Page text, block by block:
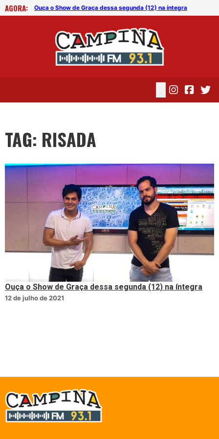
AGORA: Ouça o Show de Graça dessa segunda (12) na íntegra
TAG: RISADA
Ouça o Show de Graça dessa segunda (12) na íntegra
12 de julho de 2021